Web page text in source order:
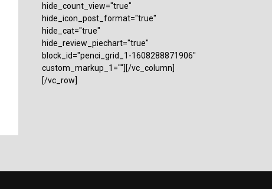
hide_count_view="true"
hide_icon_post_format="true"
hide_cat="true"
hide_review_piechart="true"
block_id="penci_grid_1-1608288871906"
custom_markup_1=""][/vc_column]
[/vc_row]